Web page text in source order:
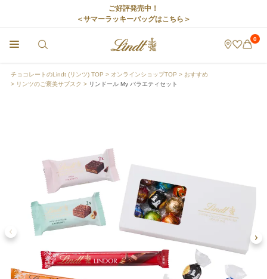
ご好評発売中！
＜サマーラッキーバッグはこちら＞
0
チョコレートのLindt (リンツ) TOP オンラインショップTOP
おすすめ
リンツのご褒美サブスク
リンドール My バラエティセット